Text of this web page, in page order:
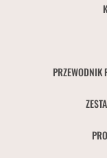
PRZEWODNIK